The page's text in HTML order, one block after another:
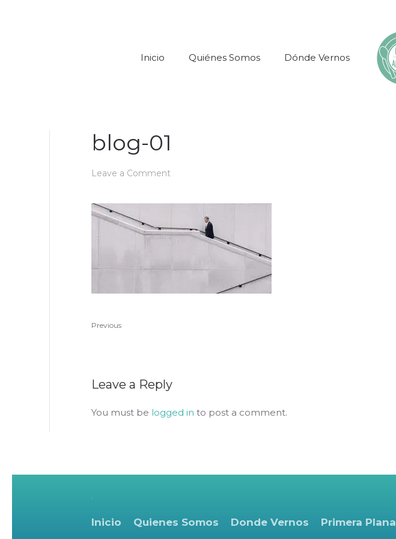
Inicio Quiénes Somos Dónde Vernos
blog-01
Leave a Comment
Previous
Leave a Reply
You must be logged in to post a comment.
Inicio Quienes Somos Donde Vernos Primera Plana